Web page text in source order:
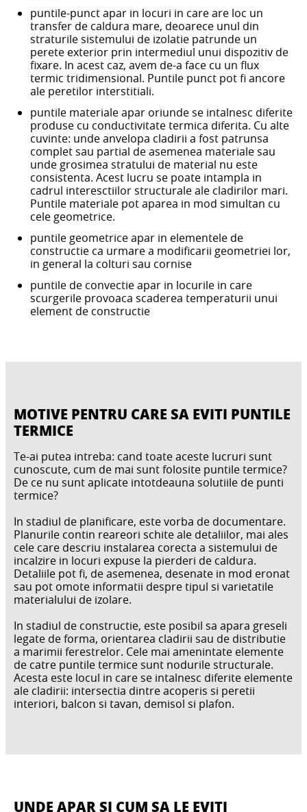
puntile-punct apar in locuri in care are loc un
transfer de caldura mare, deoarece unul din
straturile sistemului de izolatie patrunde un
perete exterior prin intermediul unui dispozitiv de
fixare. In acest caz, avem de-a face cu un flux
termic tridimensional. Puntile punct pot fi ancore
ale peretilor interstitiali.
puntile materiale apar oriunde se intalnesc diferite
produse cu conductivitate termica diferita. Cu alte
cuvinte: unde anvelopa cladirii a fost patrunsa
complet sau partial de asemenea materiale sau
unde grosimea stratului de material nu este
consistenta. Acest lucru se poate intampla in
cadrul interesctiilor structurale ale cladirilor mari.
Puntile materiale pot aparea in mod simultan cu
cele geometrice.
puntile geometrice apar in elementele de
constructie ca urmare a modificarii geometriei lor,
in general la colturi sau cornise
puntile de convectie apar in locurile in care
scurgerile provoaca scaderea temperaturii unui
element de constructie
MOTIVE PENTRU CARE SA EVITI PUNTILE
TERMICE
Te-ai putea intreba: cand toate aceste lucruri sunt
cunoscute, cum de mai sunt folosite puntile termice?
De ce nu sunt aplicate intotdeauna solutiile de punti
termice?
In stadiul de planificare, este vorba de documentare.
Planurile contin reareori schite ale detaliilor, mai ales
cele care descriu instalarea corecta a sistemului de
incalzire in locuri expuse la pierderi de caldura.
Detaliile pot fi, de asemenea, desenate in mod eronat
sau pot omote informatii despre tipul si varietatile
materialului de izolare.
In stadiul de constructie, este posibil sa apara greseli
legate de forma, orientarea cladirii sau de distributie
a marimii ferestrelor. Cele mai amenintate elemente
de catre puntile termice sunt nodurile structurale.
Acesta este locul in care se intalnesc diferite elemente
ale cladirii: intersectia dintre acoperis si peretii
interiori, balcon si tavan, demisol si plafon.
UNDE APAR SI CUM SA LE EVITI